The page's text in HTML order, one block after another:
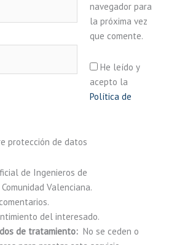
navegador para
la próxima vez
que comente.
He leído y
acepto la
Política de
protección de datos
de Ingenieros de
Valenciana.
del interesado.
de tratamiento: No se ceden o